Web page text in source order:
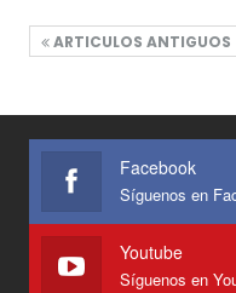
ARTICULOS ANTIGUOS
Facebook
Youtube